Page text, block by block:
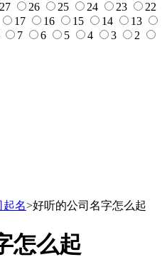
27 26 25 24 23
22
17 16 15 14
13
7 6 5 4 3
2
起名>好听的公司名字怎么起
怎么起